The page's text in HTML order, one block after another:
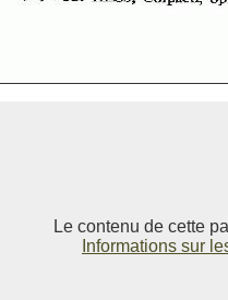
Le contenu de cette
Informations sur